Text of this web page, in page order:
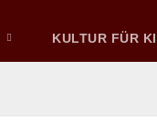
KULTUR FÜR